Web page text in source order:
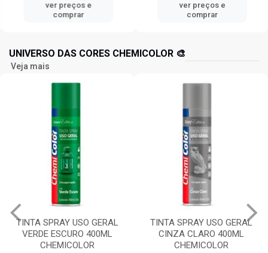
ver preços e
comprar
ver preços e
comprar
UNIVERSO DAS CORES CHEMICOLOR 🎨
Veja mais
TINTA SPRAY USO GERAL
VERDE ESCURO 400ML
CHEMICOLOR
TINTA SPRAY USO GERAL
CINZA CLARO 400ML
CHEMICOLOR